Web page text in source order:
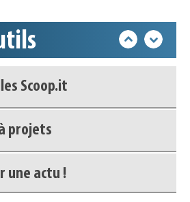
Scoop.it
projets
une actu !